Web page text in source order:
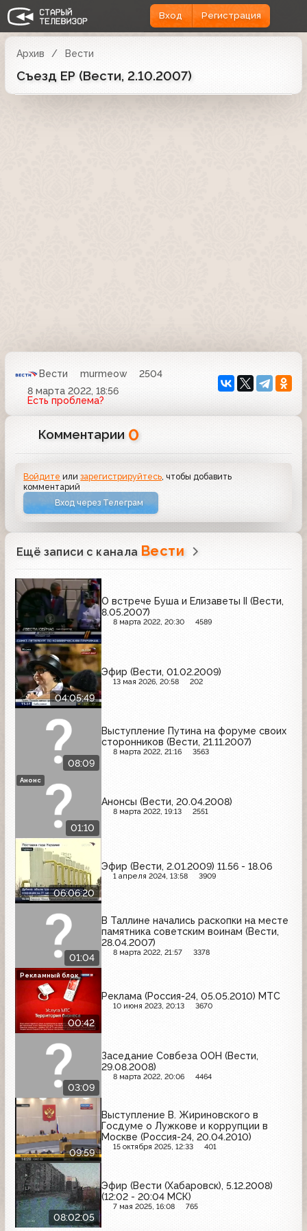
Вход Регистрация
Архив Вести
Съезд ЕР (Вести, 2.10.2007)
Вести murmeow
2504
8 марта 2022, 18:56
Есть проблема?
Комментарии 0
Войдите илизарегистрируйтесь , чтобы добавить
комментарий
Вход через Телеграм
Ещё записи с канала Вести
О встрече Буша и Елизаветы II (Вести,
8.05.2007)
8 марта 2022, 20:30 4589
04:05:49
Эфир (Вести, 01.02.2009)
13 мая 2026, 20:58 202
08:09
Выступление Путина на форуме своих
сторонников (Вести, 21.11.2007)
8 марта 2022, 21:16 3563
01:10
Анонсы (Вести, 20.04.2008)
8 марта 2022, 19:13 2551
Анонс
06:06:20
Эфир (Вести, 2.01.2009) 11.56 - 18.06
1 апреля 2024, 13:58 3909
01:04
В Таллине начались раскопки на месте
памятника советским воинам (Вести,
28.04.2007)
8 марта 2022, 21:57 3378
00:42
Реклама (Россия-24, 05.05.2010) МТС
10 июня 2023, 20:13 3670
Рекламный блок
03:09
Заседание Совбеза ООН (Вести,
29.08.2008)
8 марта 2022, 20:06 4464
09:59
Выступление В. Жириновского в
Госдуме о Лужкове и коррупции в
Москве (Россия-24, 20.04.2010)
15 октября 2025, 12:33 401
08:02:05
Эфир (Вести (Хабаровск), 5.12.2008)
(12:02 - 20:04 МСК)
7 мая 2025, 16:08 765